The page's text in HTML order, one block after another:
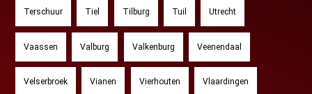
Terschuur Tiel Tilburg Tuil Utrecht
Vaassen Valburg Valkenburg Veenendaal
Velserbroek Vianen Vierhouten Vlaardingen